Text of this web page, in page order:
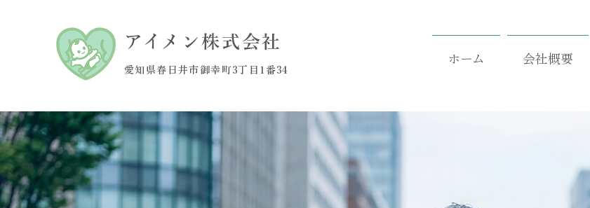
アイメン株式会社
愛知県春日井市御幸町3丁目1番34
ホーム 会社概要